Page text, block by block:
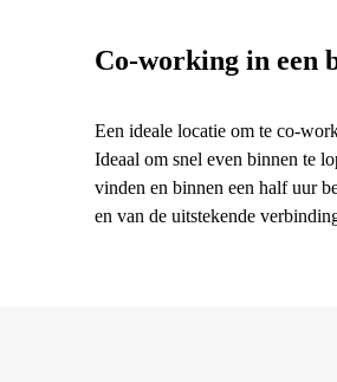
Co-working in een
Een ideale locatie om te co-
Ideaal om snel even binnen te
vinden en binnen een half uur
en van de uitstekende